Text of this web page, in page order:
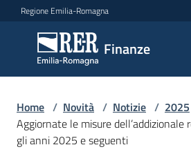
Vai al contenuto
Vai alla navigazione
Vai al footer
Regione Emilia-Romagna
Finanze
Finanze
Argomenti
Home / Novità / Notizie / 2025
Aggiornate le misure dell’addizionale
gli anni 2025 e seguenti